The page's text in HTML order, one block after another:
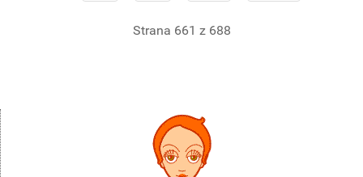
Strana 661 z 688